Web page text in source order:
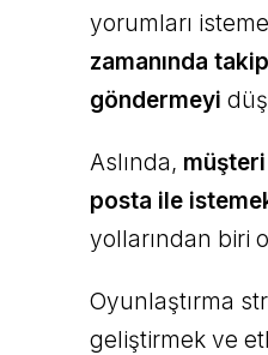
yorumları
zamanında
göndermeyi
Aslında, müşteri
posta ile
yollarından biri
Oyunlaştırma
geliştirmek ve